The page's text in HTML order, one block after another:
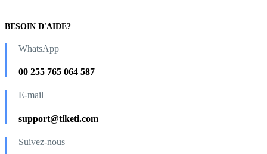
BESOIN D'AIDE?
WhatsApp
00 255 765 064 587
E-mail
support@tiketi.com
Suivez-nous